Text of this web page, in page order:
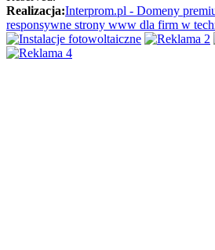
Realizacja:Interprom.pl - Domeny
responsywne strony www dla firm w